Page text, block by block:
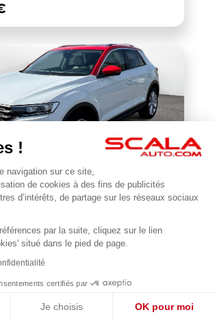
150 EVO Start/Stop DSG7
!
navigation sur ce site,
de cookies à des fins de publicités
d’intérêts, de partage sur les réseaux sociaux
par la suite, cliquez sur le lien
situé dans le pied de page.
certifiés par
Je choisis OK pour moi
BONJOUR 😊
Je suis en ligne pour répondre à vos questions !